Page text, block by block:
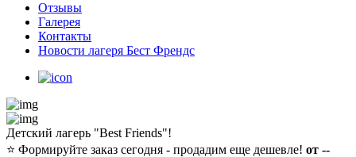
Отзывы
Галерея
Контакты
Новости лагеря Бест Френдс
Детский лагерь "Best Friends"!
⭐️ Формируйте заказ сегодня - продадим еще дешевле! от --